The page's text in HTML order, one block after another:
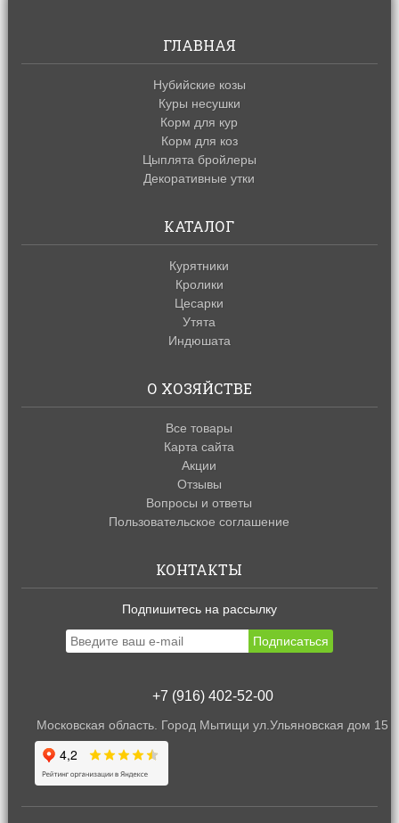
ГЛАВНАЯ
Нубийские козы
Куры несушки
Корм для кур
Корм для коз
Цыплята бройлеры
Декоративные утки
КАТАЛОГ
Курятники
Кролики
Цесарки
Утята
Индюшата
О ХОЗЯЙСТВЕ
Все товары
Карта сайта
Акции
Отзывы
Вопросы и ответы
Пользовательское соглашение
КОНТАКТЫ
Подпишитесь на рассылку
+7 (916) 402-52-00
Московская область. Город Мытищи ул.Ульяновская дом 15